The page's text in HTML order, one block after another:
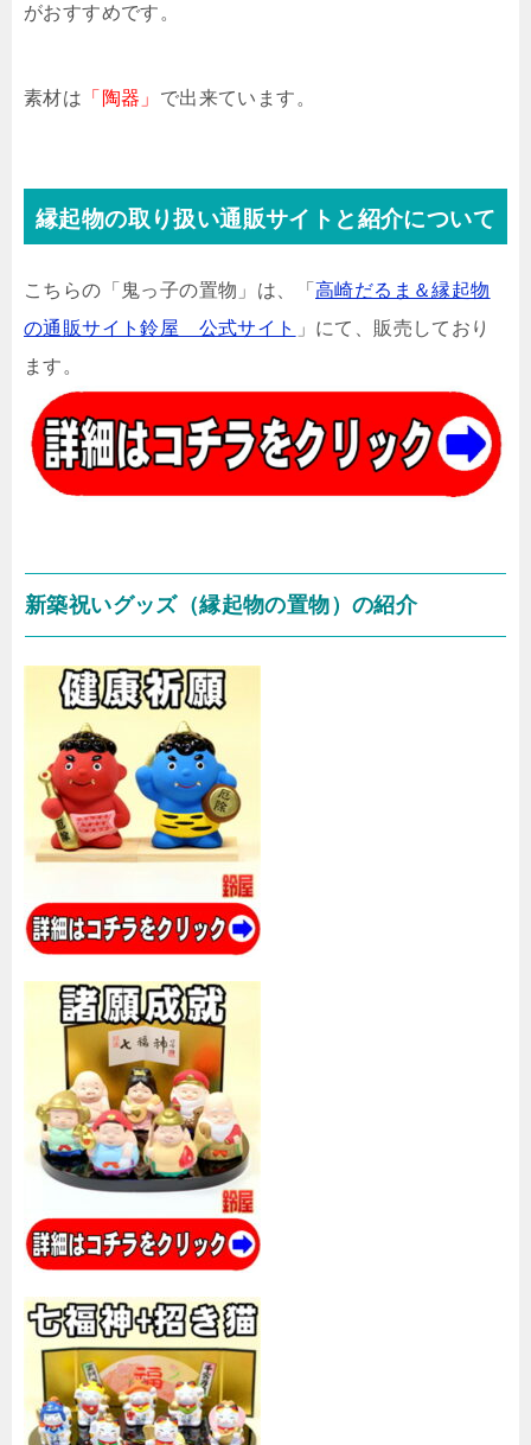
がおすすめです。
素材は 「陶器」 で出来ています。
縁起物の取り扱い通販サイトと紹介について
こちらの「鬼っ子の置物」は、「 高崎だるま＆縁起物
の通販サイト鈴屋 公式サイト
」にて、販売しており
ます。
新築祝いグッズ（縁起物の置物）の紹介